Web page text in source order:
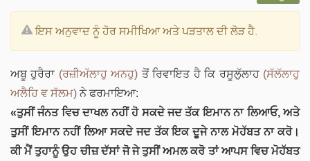
ਇਸ ਅਨੁਵਾਦ ਨੂੰ ਹੋਰ ਸਮੀਖਿਆ ਅਤੇ ਪੜਤਾਲ ਦੀ ਲੋੜ ਹੈ.
ਅਬੂ ਹੁਰੈਰਾ (ਰਜ਼ੀਅੱਲਾਹੁ ਅਨਹੁ) ਤੋਂ ਰਿਵਾਇਤ ਹੈ ਕਿ ਰਸੂਲੁੱਲਾਹ (ਸੱਲੱਲਾਹੁ
ਅਲੈਹਿ ਵ ਸੱਲਮ)ਨੇ ਫਰਮਾਇਆ:
«ਤੁਸੀਂ ਜੰਨਤ ਵਿਚ ਦਾਖਲ ਨਹੀਂ ਹੋ ਸਕਦੇ ਜਦ ਤੱਕ ਇਮਾਨ ਨਾ ਲਿਆਓ, ਅਤੇ
ਤੁਸੀਂ ਇਮਾਨ ਨਹੀਂ ਲਿਆ ਸਕਦੇ ਜਦ ਤੱਕ ਇਕ ਦੂਜੇ ਨਾਲ ਮੋਹੱਬਤ ਨਾ ਕਰੋ।
ਕੀ ਮੈਂ ਤੁਹਾਨੂੰ ਉਹ ਚੀਜ਼ ਦੱਸਾਂ ਜੋ ਜੇ ਤੁਸੀਂ ਅਮਲ ਕਰੋ ਤਾਂ ਆਪਸ ਵਿਚ ਮੋਹੱਬਤ